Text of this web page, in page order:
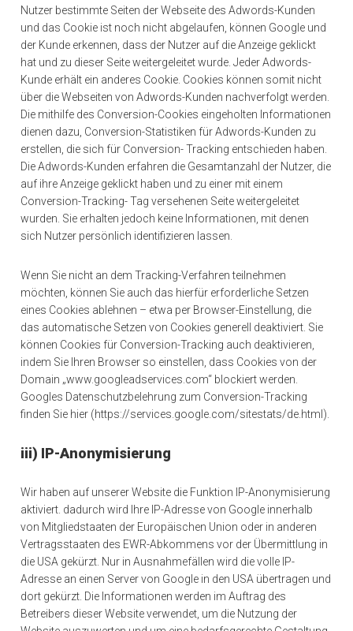
Nutzer bestimmte Seiten der Webseite des Adwords-Kunden
und das Cookie ist noch nicht abgelaufen, können Google und
der Kunde erkennen, dass der Nutzer auf die Anzeige geklickt
hat und zu dieser Seite weitergeleitet wurde. Jeder Adwords-
Kunde erhält ein anderes Cookie. Cookies können somit nicht
über die Webseiten von Adwords-Kunden nachverfolgt werden.
Die mithilfe des Conversion-Cookies eingeholten Informationen
dienen dazu, Conversion-Statistiken für Adwords-Kunden zu
erstellen, die sich für Conversion- Tracking entschieden haben.
Die Adwords-Kunden erfahren die Gesamtanzahl der Nutzer, die
auf ihre Anzeige geklickt haben und zu einer mit einem
Conversion-Tracking- Tag versehenen Seite weitergeleitet
wurden. Sie erhalten jedoch keine Informationen, mit denen
sich Nutzer persönlich identifizieren lassen.
Wenn Sie nicht an dem Tracking-Verfahren teilnehmen
möchten, können Sie auch das hierfür erforderliche Setzen
eines Cookies ablehnen – etwa per Browser-Einstellung, die
das automatische Setzen von Cookies generell deaktiviert. Sie
können Cookies für Conversion-Tracking auch deaktivieren,
indem Sie Ihren Browser so einstellen, dass Cookies von der
Domain „www.googleadservices.com“ blockiert werden.
Googles Datenschutzbelehrung zum Conversion-Tracking
finden Sie hier (https://services.google.com/sitestats/de.html).
iii) IP-Anonymisierung
Wir haben auf unserer Website die Funktion IP-Anonymisierung
aktiviert. dadurch wird Ihre IP-Adresse von Google innerhalb
von Mitgliedstaaten der Europäischen Union oder in anderen
Vertragsstaaten des EWR-Abkommens vor der Übermittlung in
die USA gekürzt. Nur in Ausnahmefällen wird die volle IP-
Adresse an einen Server von Google in den USA übertragen und
dort gekürzt. Die Informationen werden im Auftrag des
Betreibers dieser Website verwendet, um die Nutzung der